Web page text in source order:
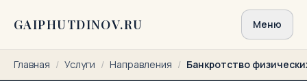
GAIPHUTDINOV.RU Меню
Главная / Услуги / Направления / Банкротство